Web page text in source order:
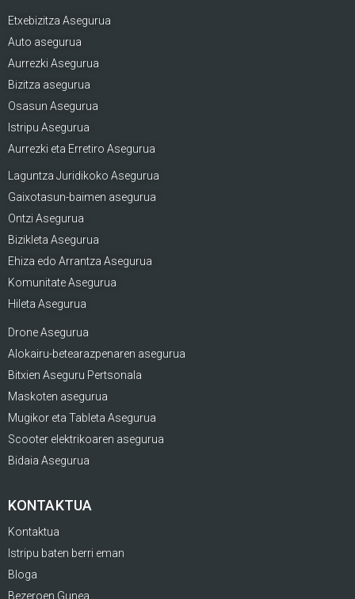
Etxebizitza Asegurua
Auto asegurua
Aurrezki Asegurua
Bizitza asegurua
Osasun Asegurua
Istripu Asegurua
Aurrezki eta Erretiro Asegurua
Laguntza Juridikoko Asegurua
Gaixotasun-baimen asegurua
Ontzi Asegurua
Bizikleta Asegurua
Ehiza edo Arrantza Asegurua
Komunitate Asegurua
Hileta Asegurua
Drone Asegurua
Alokairu-betearazpenaren asegurua
Bitxien Aseguru Pertsonala
Maskoten asegurua
Mugikor eta Tableta Asegurua
Scooter elektrikoaren asegurua
Bidaia Asegurua
KONTAKTUA
Kontaktua
Istripu baten berri eman
Bloga
Bezeroen Gunea